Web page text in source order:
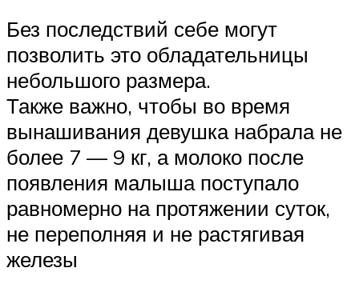
Без последствий себе могут
позволить это обладательницы
небольшого размера.
Также важно, чтобы во время
вынашивания девушка набрала не
более 7 — 9 кг, а молоко после
появления малыша поступало
равномерно на протяжении суток,
не переполняя и не растягивая
железы